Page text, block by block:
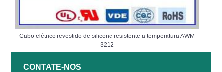
Cabo elétrico revestido de silicone resistente a temperatura AWM
3212
CONTATE-NOS